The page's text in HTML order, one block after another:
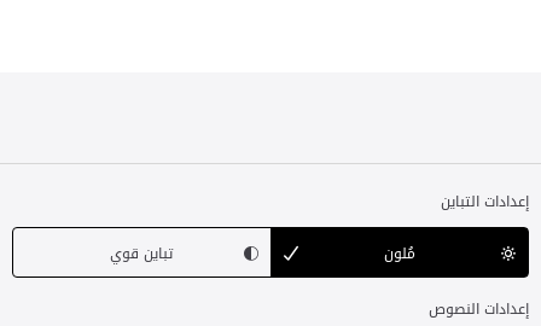
إعدادات التباين
مُلون
تباين قوي
إعدادات النصوص